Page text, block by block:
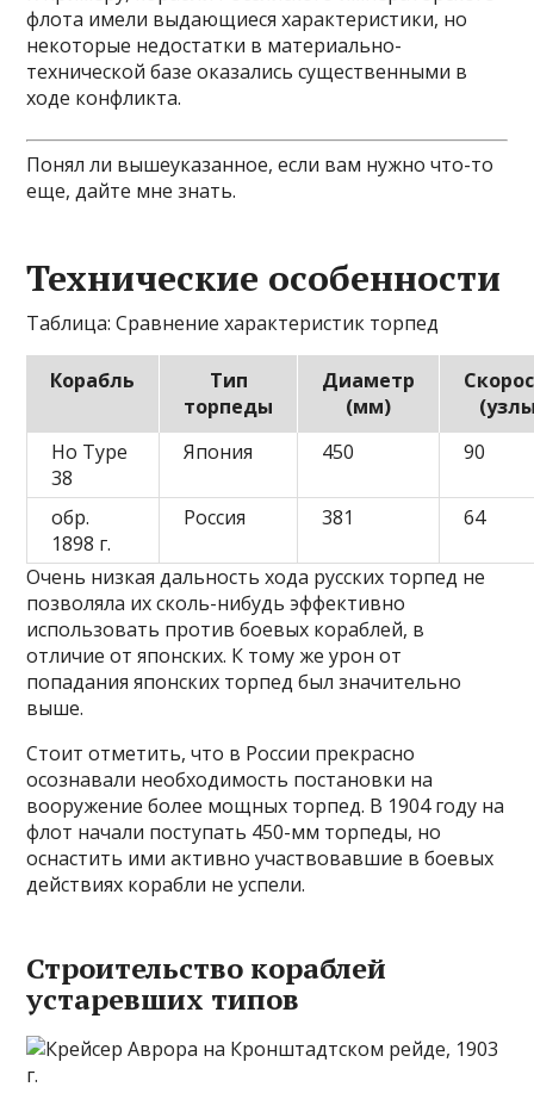
флота имели выдающиеся характеристики, но
некоторые недостатки в материально-
технической базе оказались существенными в
ходе конфликта.
Понял ли вышеуказанное, если вам нужно что-то
еще, дайте мне знать.
Технические особенности
Таблица: Сравнение характеристик торпед
Корабль
Тип
торпеды
Диаметр
(мм)
Ho Type
38
Япония 450 90
обр.
1898 г.
Россия 381 64
Очень низкая дальность хода русских торпед не
позволяла их сколь-нибудь эффективно
использовать против боевых кораблей, в
отличие от японских. К тому же урон от
попадания японских торпед был значительно
выше.
Стоит отметить, что в России прекрасно
осознавали необходимость постановки на
вооружение более мощных торпед. В 1904 году на
флот начали поступать 450-мм торпеды, но
оснастить ими активно участвовавшие в боевых
действиях корабли не успели.
Строительство кораблей
устаревших типов